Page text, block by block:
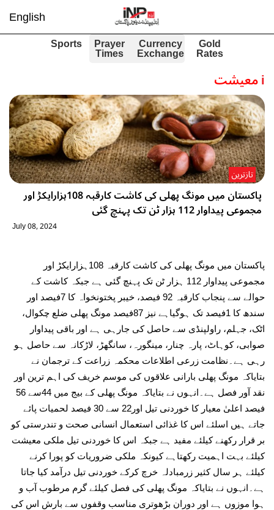
English
Gold
Rates
Currency
Exchange
Prayer
Times
Sports
iمعیشت
پاکستان میں مونگ پھلی کی کاشت کارقبہ 108ہزارایکڑ اور
مجموعی پیداوار 112 ہزار ٹن تک پہنچ گئی
تازترین
July 08, 2024
پاکستان میں مونگ پھلی کی کاشت کارقبہ 108ہزارایکڑ اور
مجموعی پیداوار 112 ہزار ٹن تک پہنچ گئی ہے جبکہ کاشت کے
حوالے سے پنجاب کارقبہ 92 فیصد، خیبر پختونخواہ کا 7فیصد اور
سندھ کا 1فیصد تک ہوگیاہے نیز 87فیصد مونگ پھلی ضلع چکوال،
اٹک، جہلم، راولپنڈی سے حاصل کی جارہی ہے اور باقی پیداوار
صوابی، کوہاٹ، پارہ چنار، مینگورہ، سانگھڑ، لاڑکانہ سے حاصل ہو
رہی ہے۔نظامت زرعی اطلاعات محکمہ زراعت کے ترجمان نے
بتایاکہ مونگ پھلی بارانی علاقوں کی موسم خریف کی اہم ترین اور
نقد آور فصل ہے۔انہوں نے بتایاکہ مونگ پھلی کے بیج میں 44سے 56
فیصد اعلیٰ معیار کا خوردنی تیل اور22 سے 30 فیصد لحمیات پائے
جاتے ہیں اسلئے اس کا غذائی استعمال انسانی صحت و تندرستی کو
بر قرار رکھنے کیلئے مفید ہے جبکہ اس کا خوردنی تیل ملکی معیشت
کیلئے بہت اہمیت رکھتاہے کیونکہ ملکی ضروریات کو پورا کرنے
کیلئے ہر سال کثیر زرمبادلہ خرچ کرکے خوردنی تیل درآمد کیا جاتا
ہے۔انہوں نے بتایاکہ مونگ پھلی کی فصل کیلئے گرم مرطوب آب و
ہوا موزوں ہے اور دوران بڑھوتری مناسب وقفوں سے بارش اس کی